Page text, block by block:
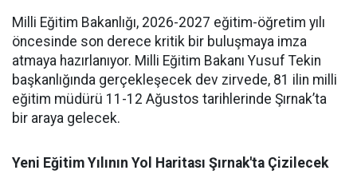
Milli Eğitim Bakanlığı, 2026-2027 eğitim-öğretim yılı
öncesinde son derece kritik bir buluşmaya imza
atmaya hazırlanıyor. Milli Eğitim Bakanı Yusuf Tekin
başkanlığında gerçekleşecek dev zirvede, 81 ilin milli
eğitim müdürü 11-12 Ağustos tarihlerinde Şırnak’ta
bir araya gelecek.
Yeni Eğitim Yılının Yol Haritası Şırnak'ta Çizilecek